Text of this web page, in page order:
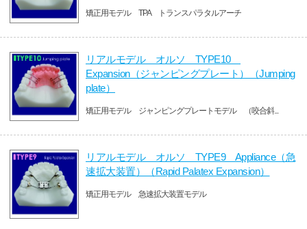
矯正用モデル TPA トランスパラタルアーチ
リアルモデル オルソ TYPE10
Expansion（ジャンピングプレート）（Jumping
plate）
矯正用モデル ジャンピングプレートモデル （咬合斜...
リアルモデル オルソ TYPE9 Appliance（急
速拡大装置）（Rapid Palatex Expansion）
矯正用モデル 急速拡大装置モデル